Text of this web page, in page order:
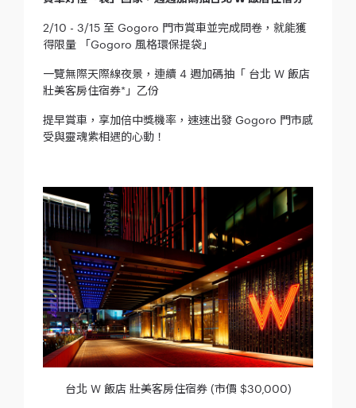
2/10 - 3/15 至 Gogoro 門市賞車並完成問卷，就能獲
得限量 「Gogoro 風格環保提袋」
一覽無際天際線夜景，連續 4 週加碼抽「 台北 W 飯店
壯美客房住宿券*」乙份
提早賞車，享加倍中獎機率，速速出發 Gogoro 門市感
受與靈魂紫相遇的心動！
台北 W 飯店 壯美客房住宿券 (市價 $30,000)